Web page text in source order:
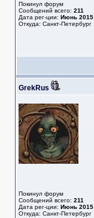
Покинул форум
Сообщений всего: 211
Дата рег-ции: Июнь 2015
Откуда: Санкт-Петербург
GrekRus
Покинул форум
Сообщений всего: 211
Дата рег-ции: Июнь 2015
Откуда: Санкт-Петербург